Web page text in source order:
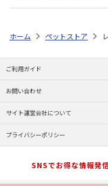
ホーム ペットストア
ご利用ガイド
お問い合わせ
サイト運営会社について
プライバシーポリシー
SNSでお得な情報発